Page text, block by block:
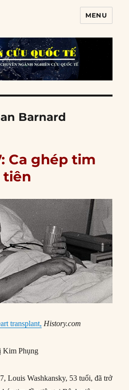
MENU
Barnard
Ca ghép tim
tiên
transplant, History.com
Kim Phụng
Louis Washkansky, 53 tuổi, đã trở